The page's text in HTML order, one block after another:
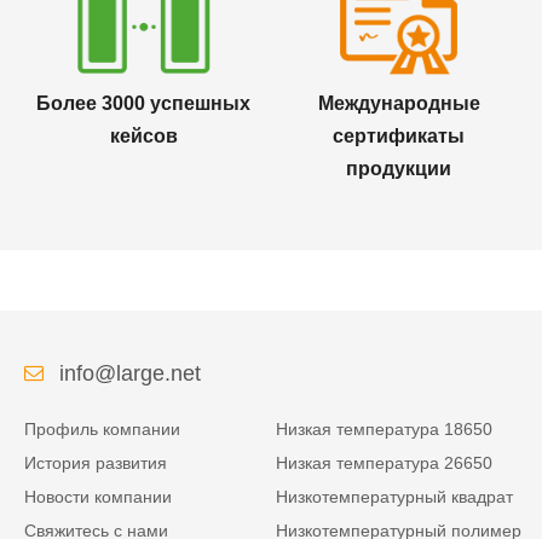
Более 3000 успешных
кейсов
Международные
сертификаты
продукции
info@large.net
Профиль компании
История развития
Новости компании
Свяжитесь с нами
Низкая температура 18650
Низкая температура 26650
Низкотемпературный квадрат
Низкотемпературный полимер